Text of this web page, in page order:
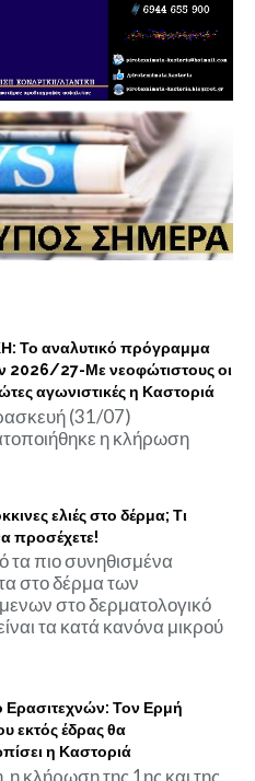
Το αναλυτικό πρόγραμμα
2026/27-Με νεοφώτιστους οι
αγωνιστικές η Καστοριά
(31/07)
η κλήρωση
ελιές στο δέρμα; Τι
προσέχετε!
πιο συνηθισμένα
στο δέρμα των
στο δερματολογικό
τα κατά κανόνα μικρού
Ερασιτεχνών: Τον Ερμή
εκτός έδρας θα
η Καστοριά
η κλήρωση της 1ης και της